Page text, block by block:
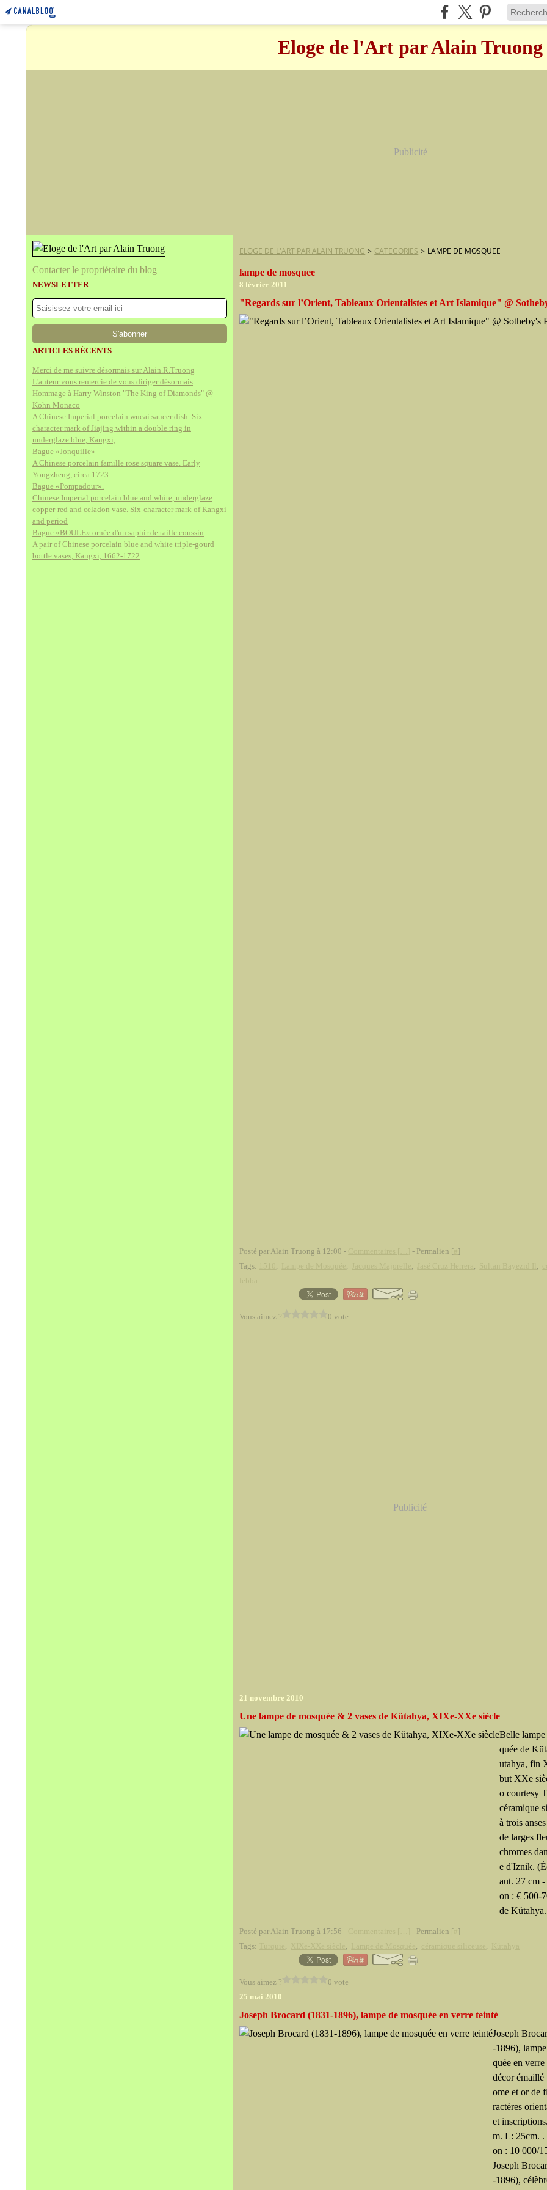
Eloge de l'Art par Alain Truong
Publicité
Contacter le propriétaire du blog
NEWSLETTER
ARTICLES RÉCENTS
Merci de me suivre désormais sur Alain.R.Truong
L'auteur vous remercie de vous diriger désormais
Hommage à Harry Winston "The King of Diamonds" @
Kohn Monaco
A Chinese Imperial porcelain wucai saucer dish. Six-
character mark of Jiajing within a double ring in
underglaze blue, Kangxi,
Bague «Jonquille»
A Chinese porcelain famille rose square vase. Early
Yongzheng, circa 1723.
Bague «Pompadour».
Chinese Imperial porcelain blue and white, underglaze
copper-red and celadon vase. Six-character mark of Kangxi
and period
Bague «BOULE» ornée d'un saphir de taille coussin
A pair of Chinese porcelain blue and white triple-gourd
bottle vases, Kangxi, 1662-1722
ELOGE DE L'ART PAR ALAIN TRUONG > CATEGORIES > LAMPE DE MOSQUEE
lampe de mosquee
8 février 2011
"Regards sur l’Orient, Tableaux Orientalistes et Art Islamique" @
Posté par Alain Truong à 12:00 - - Permalien [ ]
Tags:
, , , , ,
Vous aimez ? 0 vote
Publicité
21 novembre 2010
Une lampe de mosquée & 2 vases de Kütahya, XIXe-XXe siècle
Belle lampe
quée de
utahya, fin
but XXe
o courtesy
céramique
à trois
de larges
chromes
e d'Iznik.
aut. 27 cm
on : € 500-
de
Posté par Alain Truong à 17:56 - - Permalien [ ]
Tags:
, , , ,
Vous aimez ?
0 vote
25 mai 2010
Joseph Brocard (1831-1896), lampe de mosquée en verre teinté
Joseph
-1896),
quée en verre
décor
ome et or de
ractères
et
m. L: 25cm. .
on : 10 000/
Joseph
-1896),